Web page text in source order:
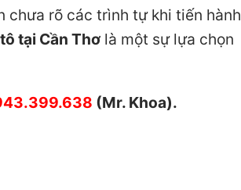
chưa rõ các trình tự khi tiến hành
tại Cần Thơ là một sự lựa chọn
(Mr. Khoa).